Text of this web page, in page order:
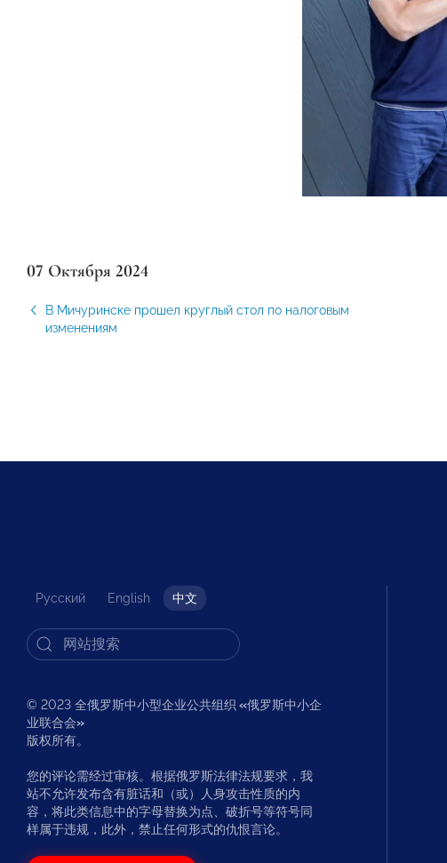
07 Октября 2024
В Мичуринске прошел круглый стол по налоговым
изменениям
Русский English 中文
© 2023 全俄罗斯中小型企业公共组织 «俄罗斯中小企
业联合会»
版权所有。
您的评论需经过审核。根据俄罗斯法律法规要求，我
站不允许发布含有脏话和（或）人身攻击性质的内
容，将此类信息中的字母替换为点、破折号等符号同
样属于违规，此外，禁止任何形式的仇恨言论。